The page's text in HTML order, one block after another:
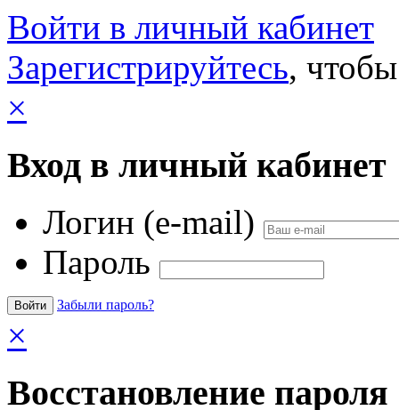
Войти в личный кабинет
Зарегистрируйтесь,
×
Вход в личный кабинет
Логин (e-mail)
Пароль
Забыли пароль?
×
Восстановление пароля